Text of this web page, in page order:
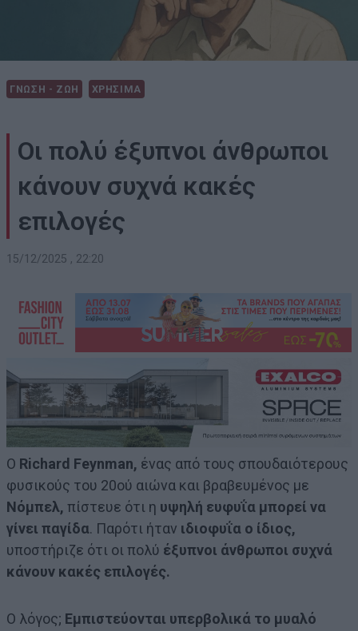
ΓΝΩΣΗ - ΖΩΗ ΧΡΗΣΙΜΑ
Οι πολύ έξυπνοι άνθρωποι
κάνουν συχνά κακές
επιλογές
15/12/2025 , 22:20
Ο Richard Feynman, ένας από τους σπουδαιότερους
φυσικούς του 20ού αιώνα και βραβευμένος με
Νόμπελ, πίστευε ότι η υψηλή ευφυΐα μπορεί να
γίνει παγίδα. Παρότι ήταν ιδιοφυΐα ο ίδιος,
υποστήριζε ότι οι πολύ έξυπνοι άνθρωποι συχνά
κάνουν κακές επιλογές.
Ο λόγος; Εμπιστεύονται υπερβολικά το μυαλό